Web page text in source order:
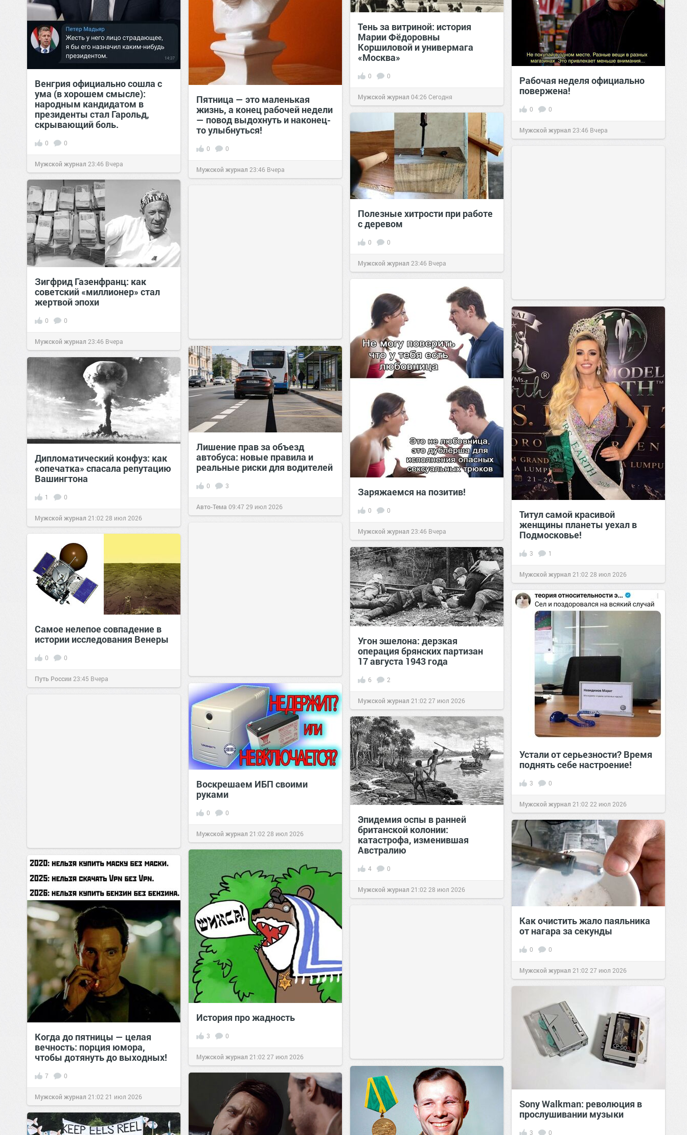
Пятница — это маленькая
жизнь, а конец рабочей недели
— повод выдохнуть и наконец-
то улыбнуться!
0 0
Мужской журнал 23:46 Вчера
Венгрия официально сошла с
ума (в хорошем смысле):
народным кандидатом в
президенты стал Гарольд,
скрывающий боль.
0 0
Мужской журнал 23:46 Вчера
Рабочая неделя официально
повержена!
0 0
Мужской журнал 23:46 Вчера
Тень за витриной: история
Марии Фёдоровны
Коршиловой и универмага
«Москва»
0 0
Мужской журнал 04:26Сегодня
Полезные хитрости при работе
с деревом
0 0
Мужской журнал 23:46 Вчера
Зигфрид Газенфранц: как
советский «миллионер» стал
жертвой эпохи
0 0
Мужской журнал 23:46 Вчера
Заряжаемся на позитив!
0 0
Мужской журнал 23:46 Вчера
Титул самой красивой
женщины планеты уехал в
Подмосковье!
3 1
Мужской журнал 21:02 28 июл 2026
Лишение прав за объезд
автобуса: новые правила и
реальные риски для водителей
0 3
Авто-Тема 09:47 29 июл 2026
Дипломатический конфуз: как
«опечатка» спасала репутацию
Вашингтона
1 0
Мужской журнал 21:02 28 июл 2026
Самое нелепое совпадение в
истории исследования Венеры
0 0
Путь России 23:45 Вчера
Угон эшелона: дерзкая
операция брянских партизан
17 августа 1943 года
6 2
Мужской журнал 21:02 27 июл 2026
Устали от серьезности? Время
поднять себе настроение!
3 0
Мужской журнал 21:02 22 июл 2026
Воскрешаем ИБП своими
руками
0 0
Мужской журнал 21:02 28 июл 2026
Эпидемия оспы в ранней
британской колонии:
катастрофа, изменившая
Австралию
4 0
Мужской журнал 21:02 28 июл 2026
Как очистить жало паяльника
от нагара за секунды
0 0
Мужской журнал 21:02 27 июл 2026
История про жадность
3 0
Мужской журнал 21:02 27 июл 2026
Когда до пятницы — целая
вечность: порция юмора,
чтобы дотянуть до выходных!
7 0
Мужской журнал 21:02 21 июл 2026
Sony Walkman: революция в
прослушивании музыки
3 0